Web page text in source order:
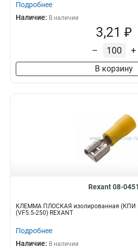
Подробнее
Наличие: В наличии
3,21 ₽
– +
В корзину
Rexant 08-0451
КЛЕММА ПЛОСКАЯ изолированная (КПИ
(VF5.5-250) REXANT
Подробнее
Наличие: В наличии